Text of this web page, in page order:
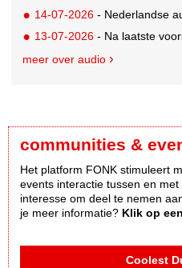
14-07-2026 - Nederlandse
13-07-2026 - Na laatste voorstelling verschijnt
meer over audio
communities &
Het platform FONK stimuleert
events interactie tussen en
interesse om deel te nemen
je meer informatie? Klik op
Coolest